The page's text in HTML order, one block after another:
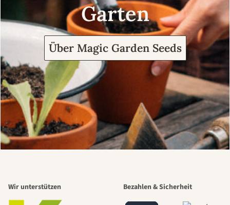
Garten
Über Magic Garden Seeds
Wir unterstützen Bezahlen & Sicherheit